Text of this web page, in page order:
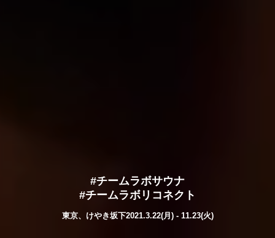
東京、けやき坂下2021.3.22(月) - 11.23(火)
#チームラボサウナ
#チームラボリコネクト